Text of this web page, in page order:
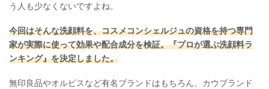
う人も少なくないですよね。
今回はそんな洗顔料を、コスメコンシェルジュの資格を持つ専門
家が実際に使って効果や配合成分を検証。『プロが選ぶ洗顔料ラ
ンキング』を決定しました。
無印良品やオルビスなど有名ブランドはもちろん、カウブランド